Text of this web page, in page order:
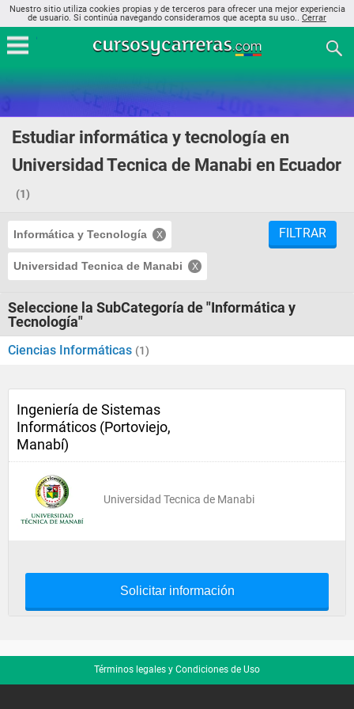
Nuestro sitio utiliza cookies propias y de terceros para ofrecer una mejor experiencia
de usuario. Si continúa navegando consideramos que acepta su uso.. Cerrar
Estudiar informática y tecnología en
Universidad Tecnica de Manabi en Ecuador
(1)
Informática y Tecnología
Universidad Tecnica de Manabi
FILTRAR
Seleccione la SubCategoría de "Informática y
Tecnología"
Ciencias Informáticas (1)
Ingeniería de Sistemas
Informáticos (Portoviejo,
Manabí)
Universidad Tecnica de Manabi
Solicitar información
Términos legales y Condiciones de Uso